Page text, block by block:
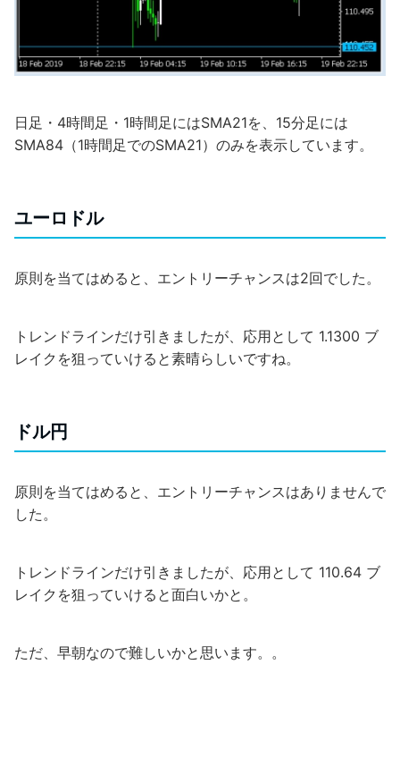
日足・4時間足・1時間足にはSMA21を、15分足には
SMA84（1時間足でのSMA21）のみを表示しています。
ユーロドル
原則を当てはめると、エントリーチャンスは2回でした。
トレンドラインだけ引きましたが、応用として 1.1300 ブ
レイクを狙っていけると素晴らしいですね。
ドル円
原則を当てはめると、エントリーチャンスはありませんで
した。
トレンドラインだけ引きましたが、応用として 110.64 ブ
レイクを狙っていけると面白いかと。
ただ、早朝なので難しいかと思います。。